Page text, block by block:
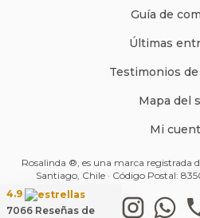
Guía de
Últimas
Testimonios
Mapa del
Mi
Rosalinda ®, es una marca registrada
Santiago, Chile · Código Postal:
4.9
7066 Reseñas de